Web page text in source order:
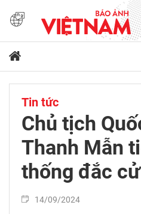
Tin tức
Chủ tịch
Thanh Mẫn
thống đắc
14/09/2024